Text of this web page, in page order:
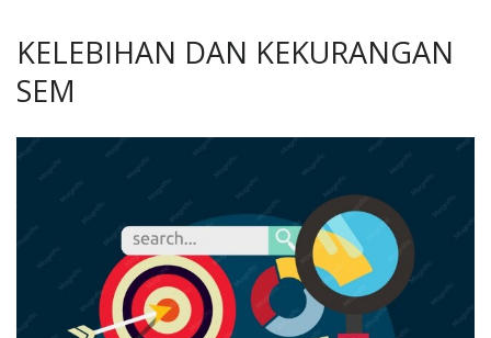
KELEBIHAN DAN KEKURANGAN
SEM